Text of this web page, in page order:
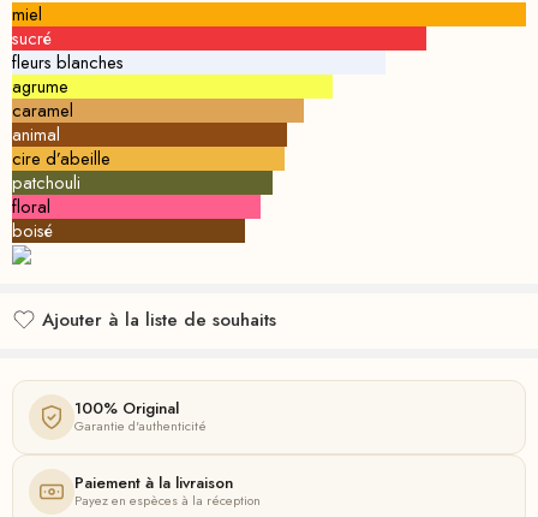
miel
sucré
fleurs blanches
agrume
caramel
animal
cire d’abeille
patchouli
floral
boisé
Ajouter à la liste de souhaits
100% Original
Garantie d'authenticité
Paiement à la livraison
Payez en espèces à la réception